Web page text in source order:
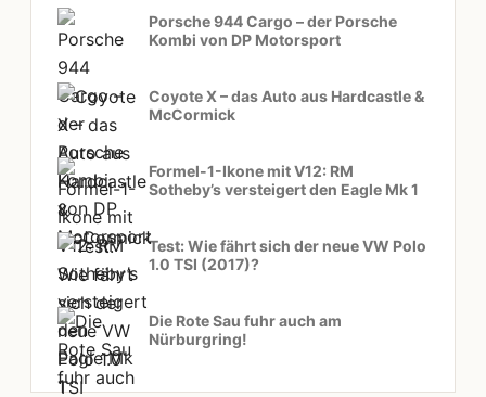
Porsche 944 Cargo – der Porsche
Kombi von DP Motorsport
Coyote X – das Auto aus Hardcastle &
McCormick
Formel-1-Ikone mit V12: RM
Sotheby’s versteigert den Eagle Mk 1
Test: Wie fährt sich der neue VW Polo
1.0 TSI (2017)?
Die Rote Sau fuhr auch am
Nürburgring!